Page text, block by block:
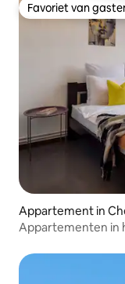
Favoriet van
Favoriet van
Appartement in
Appartementen in